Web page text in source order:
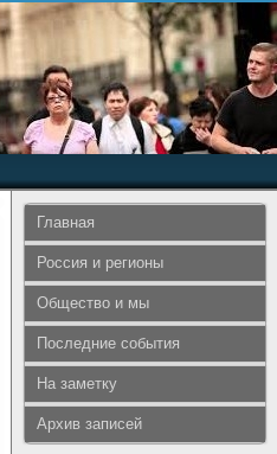
Главная
Россия и регионы
Общество и мы
Последние события
На заметку
Архив записей